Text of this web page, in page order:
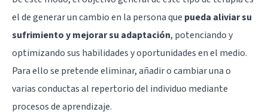
el de generar un cambio en la persona que pueda aliviar su
sufrimiento y mejorar su adaptación, potenciando y
optimizando sus habilidades y oportunidades en el medio.
Para ello se pretende eliminar, añadir o cambiar una o
varias conductas al repertorio del individuo mediante
procesos de aprendizaje.